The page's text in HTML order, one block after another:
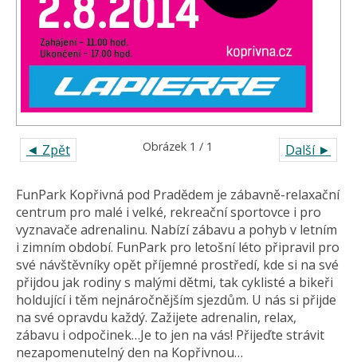
◄ Zpět Další ►
Obrázek 1 / 1
FunPark Kopřivná pod Pradědem je zábavně-relaxační
centrum pro malé i velké, rekreační sportovce i pro
vyznavače adrenalinu. Nabízí zábavu a pohyb v letním
i zimním období. FunPark pro letošní léto připravil pro
své návštěvníky opět příjemné prostředí, kde si na své
přijdou jak rodiny s malými dětmi, tak cyklisté a bikeři
holdující i těm nejnáročnějším sjezdům. U nás si přijde
na své opravdu každý. Zažijete adrenalin, relax,
zábavu i odpočinek…Je to jen na vás! Přijeďte strávit
nezapomenutelný den na Kopřivnou…